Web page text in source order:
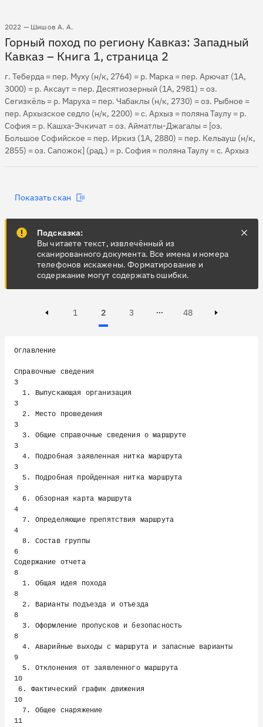
2022 — Шишов А. А.
Горный поход по региону Кавказ: Западный
Кавказ – Книга 1, страница 2
г. Теберда = пер. Муху (н/к, 2764) = р. Марка = пер. Арючат (1А,
3000) = р. Аксаут = пер. Десятиозерный (1А, 2981) = оз.
Сегизкёль = р. Маруха = пер. Чабаклы (н/к, 2730) = оз. Рыбное =
пер. Архызское седло (н/к, 2200) = с. Архыз = поляна Таулу = р.
София = р. Кашха-Эчкичат = оз. Айматлы-Джагалы = [оз.
Большое Софийское = пер. Иркиз (1А, 2880) = пер. Кельауш (н/к,
2855) = оз. Сапожок] (рад.) = р. София = поляна Таулу = с. Архыз
Показать скан
Подсказка:
Вы читаете текст, извлечённый из
сканированного документа. Все имена и номера
телефонов искажены. Форматирование и
содержание могут содержать ошибки.
Page
1 Page
2 Active, Page
3 Page
48
Оглавление
Справочные сведения
3
  1. Выпускающая организация
3
  2. Место проведения
3
3
  4. Подробная заявленная нитка маршрута
3
3
4
4
  8. Состав группы
6
Содержание отчета
8
  1. Общая идея похода
8
  2. Варианты подъезда и отъезда
8
8
  4. Аварийные выходы с маршрута и запасные варианты
9
10
10
11